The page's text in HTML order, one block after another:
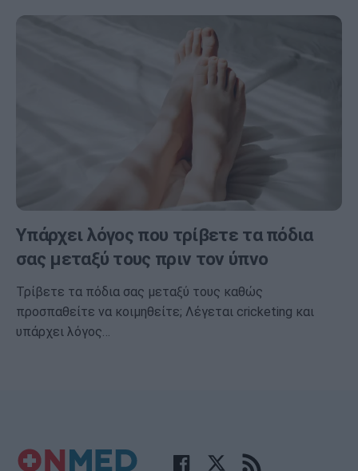
Υπάρχει λόγος που τρίβετε τα πόδια
σας μεταξύ τους πριν τον ύπνο
Τρίβετε τα πόδια σας μεταξύ τους καθώς
προσπαθείτε να κοιμηθείτε; Λέγεται cricketing και
υπάρχει λόγος…